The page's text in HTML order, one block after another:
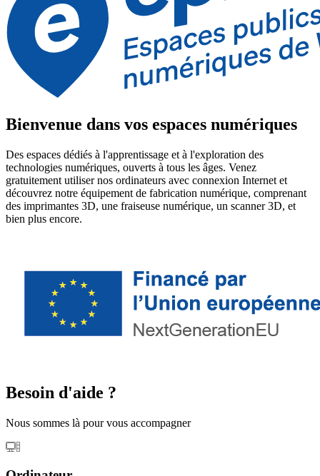
Bienvenue dans vos espaces numériques
Des espaces dédiés à l'apprentissage et à l'exploration des
technologies numériques, ouverts à tous les âges. Venez
gratuitement utiliser nos ordinateurs avec connexion Internet et
découvrez notre équipement de fabrication numérique, comprenant
des imprimantes 3D, une fraiseuse numérique, un scanner 3D, et
bien plus encore.
Besoin d'aide ?
Nous sommes là pour vous accompagner